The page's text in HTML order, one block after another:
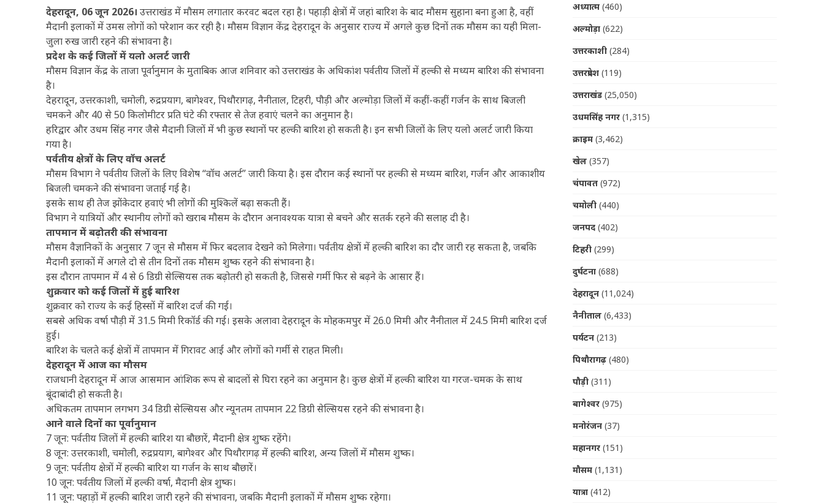
देहरादून, 06 जून 2026। उत्तराखंड में मौसम लगातार करवट बदल रहा है। पहाड़ी क्षेत्रों में जहां बारिश के बाद मौसम सुहाना बना हुआ है, वहीं
मैदानी इलाकों में उमस लोगों को परेशान कर रही है। मौसम विज्ञान केंद्र देहरादून के अनुसार राज्य में अगले कुछ दिनों तक मौसम का यही मिला-
जुला रुख जारी रहने की संभावना है।
प्रदेश के कई जिलों में यलो अलर्ट जारी
मौसम विज्ञान केंद्र के ताजा पूर्वानुमान के मुताबिक आज शनिवार को उत्तराखंड के अधिकांश पर्वतीय जिलों में हल्की से मध्यम बारिश की संभावना
है।
देहरादून, उत्तरकाशी, चमोली, रुद्रप्रयाग, बागेश्वर, पिथौरागढ़, नैनीताल, टिहरी, पौड़ी और अल्मोड़ा जिलों में कहीं-कहीं गर्जन के साथ बिजली
चमकने और 40 से 50 किलोमीटर प्रति घंटे की रफ्तार से तेज हवाएं चलने का अनुमान है।
हरिद्वार और उधम सिंह नगर जैसे मैदानी जिलों में भी कुछ स्थानों पर हल्की बारिश हो सकती है। इन सभी जिलों के लिए यलो अलर्ट जारी किया
गया है।
पर्वतीय क्षेत्रों के लिए वॉच अलर्ट
मौसम विभाग ने पर्वतीय जिलों के लिए विशेष “वॉच अलर्ट” जारी किया है। इस दौरान कई स्थानों पर हल्की से मध्यम बारिश, गर्जन और आकाशीय
बिजली चमकने की संभावना जताई गई है।
इसके साथ ही तेज झोंकेदार हवाएं भी लोगों की मुश्किलें बढ़ा सकती हैं।
विभाग ने यात्रियों और स्थानीय लोगों को खराब मौसम के दौरान अनावश्यक यात्रा से बचने और सतर्क रहने की सलाह दी है।
तापमान में बढ़ोतरी की संभावना
मौसम वैज्ञानिकों के अनुसार 7 जून से मौसम में फिर बदलाव देखने को मिलेगा। पर्वतीय क्षेत्रों में हल्की बारिश का दौर जारी रह सकता है, जबकि
मैदानी इलाकों में अगले दो से तीन दिनों तक मौसम शुष्क रहने की संभावना है।
इस दौरान तापमान में 4 से 6 डिग्री सेल्सियस तक बढ़ोतरी हो सकती है, जिससे गर्मी फिर से बढ़ने के आसार हैं।
शुक्रवार को कई जिलों में हुई बारिश
शुक्रवार को राज्य के कई हिस्सों में बारिश दर्ज की गई।
सबसे अधिक वर्षा पौड़ी में 31.5 मिमी रिकॉर्ड की गई। इसके अलावा देहरादून के मोहकमपुर में 26.0 मिमी और नैनीताल में 24.5 मिमी बारिश दर्ज
हुई।
बारिश के चलते कई क्षेत्रों में तापमान में गिरावट आई और लोगों को गर्मी से राहत मिली।
देहरादून में आज का मौसम
राजधानी देहरादून में आज आसमान आंशिक रूप से बादलों से घिरा रहने का अनुमान है। कुछ क्षेत्रों में हल्की बारिश या गरज-चमक के साथ
बूंदाबांदी हो सकती है।
अधिकतम तापमान लगभग 34 डिग्री सेल्सियस और न्यूनतम तापमान 22 डिग्री सेल्सियस रहने की संभावना है।
आने वाले दिनों का पूर्वानुमान
7 जून: पर्वतीय जिलों में हल्की बारिश या बौछारें, मैदानी क्षेत्र शुष्क रहेंगे।
8 जून: उत्तरकाशी, चमोली, रुद्रप्रयाग, बागेश्वर और पिथौरागढ़ में हल्की बारिश, अन्य जिलों में मौसम शुष्क।
9 जून: पर्वतीय क्षेत्रों में हल्की बारिश या गर्जन के साथ बौछारें।
10 जून: पर्वतीय जिलों में हल्की वर्षा, मैदानी क्षेत्र शुष्क।
11 जून: पहाड़ों में हल्की बारिश जारी रहने की संभावना, जबकि मैदानी इलाकों में मौसम शुष्क रहेगा।
अध्यात्म(460)
अल्मोड़ा(622)
उत्तरकाशी(284)
उत्तरप्रदेश(119)
उत्तराखंड(25,050)
उधमसिंह नगर(1,315)
क्राइम(3,462)
खेल(357)
चंपावत(972)
चमोली(440)
जनपद(402)
टिहरी(299)
दुर्घटना(688)
देहरादून(11,024)
नैनीताल(6,433)
पर्यटन(213)
पिथौरागढ़(480)
पौड़ी(311)
बागेश्वर(975)
मनोरंजन(37)
महानगर(151)
मौसम(1,131)
यात्रा(412)